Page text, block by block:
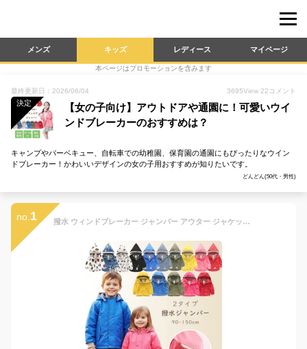
メンズ キッズ レディース マイページ
本ページはプロモーションを含みます
最終更新日：2026/06/04 3695View 22 コメント
決定
【女の子向け】アウトドアや通園に！可愛いウイ
ンドブレーカーのおすすめは？
キャンプやバーベキュー、自転車での幼稚園、保育園の通園にもぴったりなウイン
ドブレーカー！かわいいデザインの女の子用おすすめが知りたいです。
どんどん(50代・男性)
no. 1 撥水 ウィンドブレーカー ジャンパー アウター ジャケット キッズ 子供服 長袖 女の子 男の子 90 100 110 120 130 140 150cm 内祝い 通園 グッズ UV対策 フード脱着可 上着 ブルゾン 防災用 通園 通学 新生活 羽織り 春服 入園グッズ 入園準備